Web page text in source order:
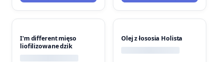
PROMOCJA
I'm different mięso
liofilizowane dzik
Olej z łososia Holista